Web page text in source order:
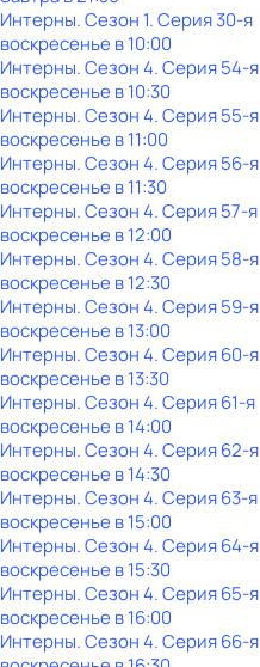
Интерны. Сезон 1. Серия 30-я
воскресенье в10:00
Интерны. Сезон 4. Серия 54-я
воскресенье в10:30
Интерны. Сезон 4. Серия 55-я
воскресенье в11:00
Интерны. Сезон 4. Серия 56-я
воскресенье в11:30
Интерны. Сезон 4. Серия 57-я
воскресенье в12:00
Интерны. Сезон 4. Серия 58-я
воскресенье в12:30
Интерны. Сезон 4. Серия 59-я
воскресенье в13:00
Интерны. Сезон 4. Серия 60-я
воскресенье в13:30
Интерны. Сезон 4. Серия 61-я
воскресенье в14:00
Интерны. Сезон 4. Серия 62-я
воскресенье в14:30
Интерны. Сезон 4. Серия 63-я
воскресенье в15:00
Интерны. Сезон 4. Серия 64-я
воскресенье в15:30
Интерны. Сезон 4. Серия 65-я
воскресенье в16:00
Интерны. Сезон 4. Серия 66-я